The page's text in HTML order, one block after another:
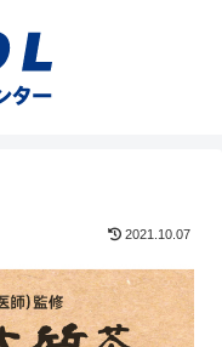
2021.10.07